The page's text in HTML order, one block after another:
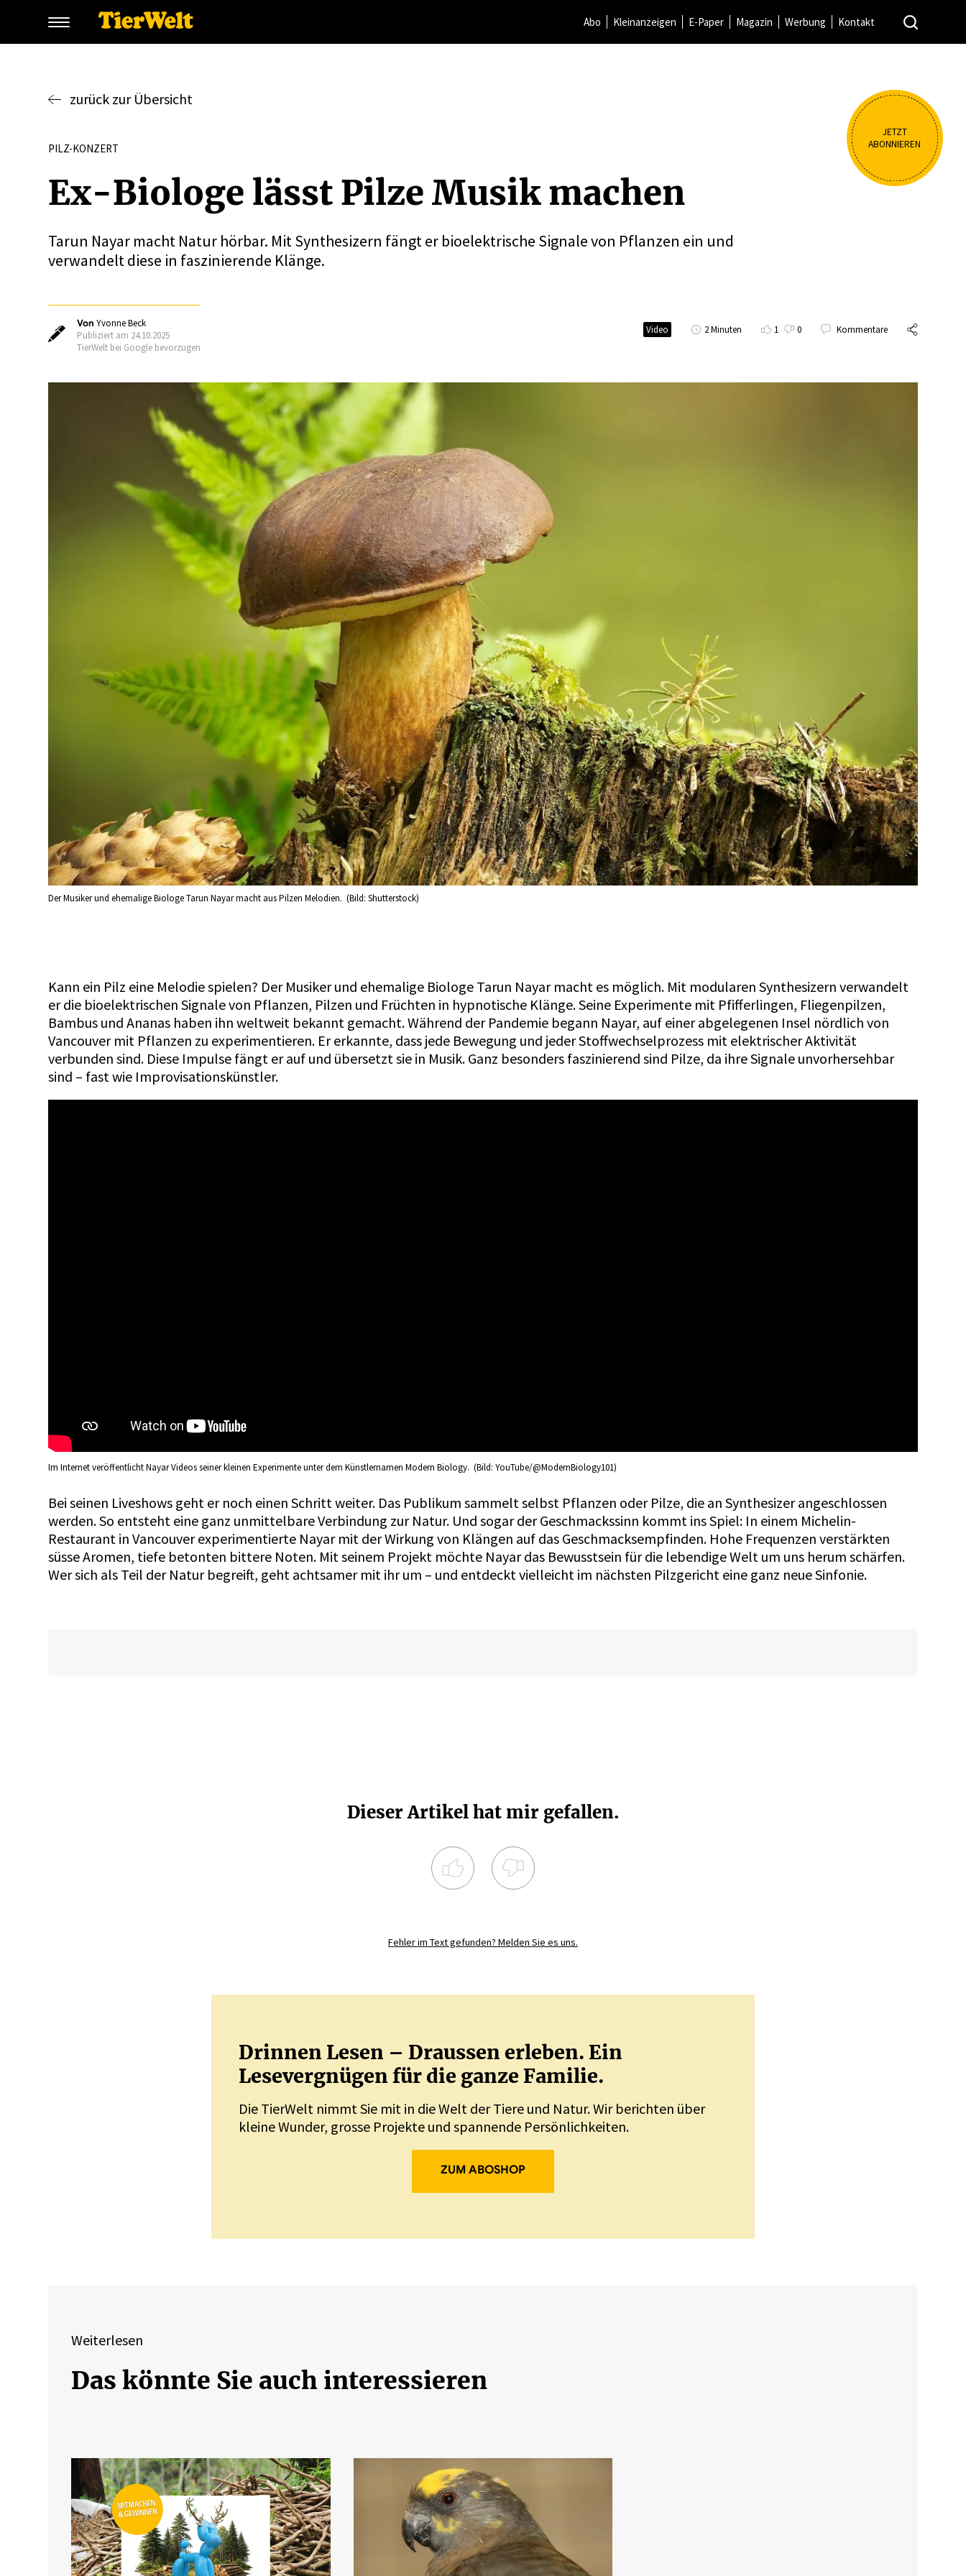
Abo Kleinanzeigen E-Paper Magazin Werbung Kontakt
JETZT
ABONNIEREN
zurück zur Übersicht
PILZ-KONZERT
Ex-Biologe lässt Pilze Musik machen
Tarun Nayar macht Natur hörbar. Mit Synthesizern fängt er bioelektrische Signale von Pflanzen ein und
verwandelt diese in faszinierende Klänge.
VonYvonne Beck
Publiziert am 24.10.2025
TierWelt bei Google bevorzugen
Video 2 Minuten 1 0 Kommentare
Der Musiker und ehemalige Biologe Tarun Nayar macht aus Pilzen Melodien. (Bild: Shutterstock)
Kann ein Pilz eine Melodie spielen? Der Musiker und ehemalige Biologe Tarun Nayar macht es möglich. Mit modularen Synthesizern verwandelt
er die bioelektrischen Signale von Pflanzen, Pilzen und Früchten in hypnotische Klänge. Seine Experimente mit Pfifferlingen, Fliegenpilzen,
Bambus und Ananas haben ihn weltweit bekannt gemacht. Während der Pandemie begann Nayar, auf einer abgelegenen Insel nördlich von
Vancouver mit Pflanzen zu experimentieren. Er erkannte, dass jede Bewegung und jeder Stoffwechselprozess mit elektrischer Aktivität
verbunden sind. Diese Impulse fängt er auf und übersetzt sie in Musik. Ganz besonders faszinierend sind Pilze, da ihre Signale unvorhersehbar
sind – fast wie Improvisationskünstler.
Im Internet veröffentlicht Nayar Videos seiner kleinen Experimente unter dem Künstlernamen Modern Biology. (Bild: YouTube/@ModernBiology101)
Bei seinen Liveshows geht er noch einen Schritt weiter. Das Publikum sammelt selbst Pflanzen oder Pilze, die an Synthesizer angeschlossen
werden. So entsteht eine ganz unmittelbare Verbindung zur Natur. Und sogar der Geschmackssinn kommt ins Spiel: In einem Michelin-
Restaurant in Vancouver experimentierte Nayar mit der Wirkung von Klängen auf das Geschmacksempfinden. Hohe Frequenzen verstärkten
süsse Aromen, tiefe betonten bittere Noten. Mit seinem Projekt möchte Nayar das Bewusstsein für die lebendige Welt um uns herum schärfen.
Wer sich als Teil der Natur begreift, geht achtsamer mit ihr um – und entdeckt vielleicht im nächsten Pilzgericht eine ganz neue Sinfonie.
Dieser Artikel hat mir gefallen.
JETZT REGISTRIEREN
Fehler im Text gefunden? Melden Sie es uns.
Drinnen Lesen – Draussen erleben. Ein
Lesevergnügen für die ganze Familie.
Die TierWelt nimmt Sie mit in die Welt der Tiere und Natur. Wir berichten über
kleine Wunder, grosse Projekte und spannende Persönlichkeiten.
ZUM ABOSHOP
Weiterlesen
Das könnte Sie auch interessieren